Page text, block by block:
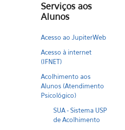
Serviços aos
Alunos
Acesso ao JupiterWeb
Acesso à internet
(IFNET)
Acolhimento aos
Alunos (Atendimento
Psicológico)
SUA - Sistema USP
de Acolhimento